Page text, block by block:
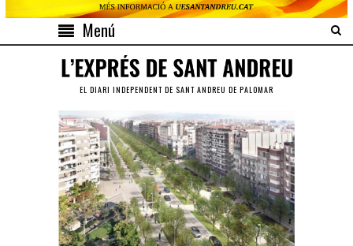
Menú
EL DIARI INDEPENDENT DE SANT ANDREU DE PALOMAR